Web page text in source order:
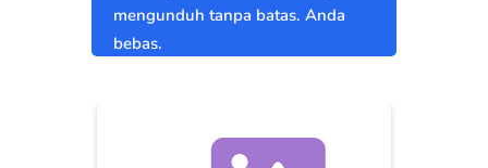
mengunduh tanpa batas. Anda
bebas.